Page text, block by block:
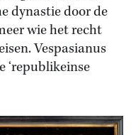
dynastie door de
wie het recht
Vespasianus
‘republikeinse